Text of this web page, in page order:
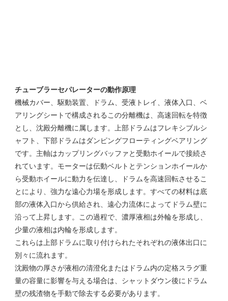
チューブラーセパレーターの動作原理
機械カバー、駆動装置、ドラム、受液トレイ、液体入口、ベ
アリングシートで構成されるこの分離機は、高速回転を特徴
とし、沈殿分離機に属します。上部ドラムはフレキシブルシ
ャフト、下部ドラムはダンピングフローティングベアリング
です。主軸はカップリングバッファと受動ホイールで接続さ
れています。モーターは伝動ベルトとテンションホイールか
ら受動ホイールに動力を伝達し、ドラムを高速回転させるこ
とにより、強力な遠心力場を形成します。すべての材料は底
部の液体入口から供給され、遠心力流体によってドラム壁に
沿って上昇します。この過程で、濃厚液相は外輪を形成し、
少量の液相は内輪を形成します。
これらは上部ドラムに取り付けられたそれぞれの液体出口に
別々に流れます。
沈殿物の厚さが液相の清澄化またはドラム内の定格スラグ重
量の容量に影響を与える場合は、シャットダウン後にドラム
壁の残渣物を手動で除去する必要があります。